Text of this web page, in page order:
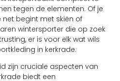
tegen de elementen. Of je
begint met skiën of
wintersporter die op zoek
er is voor elk wat wils
in kerkrade.
zijn cruciale aspecten van
biedt een